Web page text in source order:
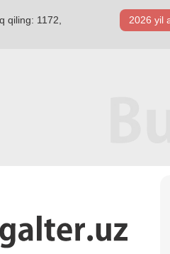
qiling: 1172,
2026 yil